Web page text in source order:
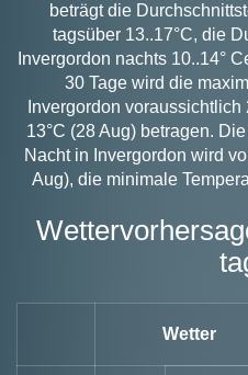
beträgt die
tagsüber 13..17°C, die
Invergordon nachts 10..14°
30 Tage wird die
Invergordon
13°C (28 Aug) betragen.
Nacht in Invergordon wird
Aug), die minimale
Wettervorhersage Invergordon 30
Wetter